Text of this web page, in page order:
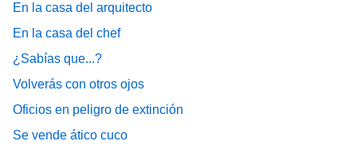
En la casa del arquitecto
En la casa del chef
¿Sabías que...?
Volverás con otros ojos
Oficios en peligro de extinción
Se vende ático cuco